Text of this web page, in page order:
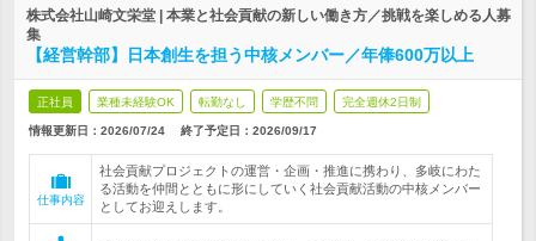
株式会社山崎文栄堂 | 本業と社会貢献の新しい働き方／挑戦を楽しめる人募
集
【経営幹部】日本創生を担う中核メンバー／年俸600万以上
正社員 業種未経験OK 転勤なし 学歴不問 完全週休2日制
情報更新日：2026/07/24 終了予定日： 2026/09/17
仕事内容
社会貢献プロジェクトの運営・企画・推進に携わり、多岐にわた
る活動を仲間とともに形にしていく社会貢献活動の中核メンバー
としてお迎えします。